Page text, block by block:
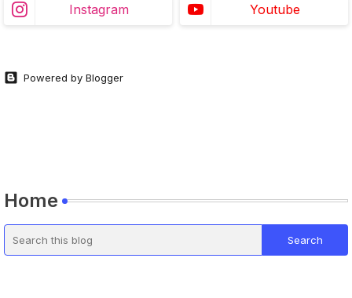
Instagram Youtube
Powered by Blogger
Home